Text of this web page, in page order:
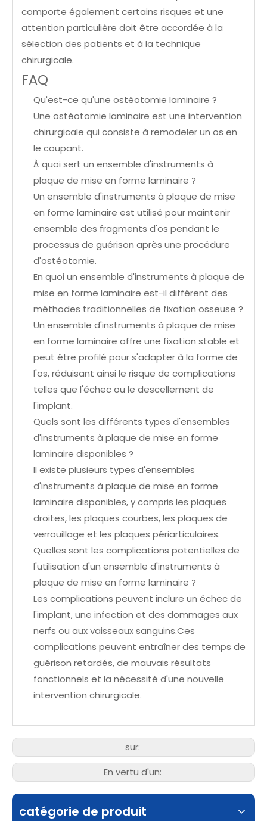
comporte également certains risques et une
attention particulière doit être accordée à la
sélection des patients et à la technique
chirurgicale.
FAQ
Qu'est-ce qu'une ostéotomie laminaire ?
Une ostéotomie laminaire est une intervention
chirurgicale qui consiste à remodeler un os en
le coupant.
À quoi sert un ensemble d'instruments à
plaque de mise en forme laminaire ?
Un ensemble d'instruments à plaque de mise
en forme laminaire est utilisé pour maintenir
ensemble des fragments d'os pendant le
processus de guérison après une procédure
d'ostéotomie.
En quoi un ensemble d'instruments à plaque de
mise en forme laminaire est-il différent des
méthodes traditionnelles de fixation osseuse ?
Un ensemble d'instruments à plaque de mise
en forme laminaire offre une fixation stable et
peut être profilé pour s'adapter à la forme de
l'os, réduisant ainsi le risque de complications
telles que l'échec ou le descellement de
l'implant.
Quels sont les différents types d'ensembles
d'instruments à plaque de mise en forme
laminaire disponibles ?
Il existe plusieurs types d'ensembles
d'instruments à plaque de mise en forme
laminaire disponibles, y compris les plaques
droites, les plaques courbes, les plaques de
verrouillage et les plaques périarticulaires.
Quelles sont les complications potentielles de
l'utilisation d'un ensemble d'instruments à
plaque de mise en forme laminaire ?
Les complications peuvent inclure un échec de
l'implant, une infection et des dommages aux
nerfs ou aux vaisseaux sanguins.Ces
complications peuvent entraîner des temps de
guérison retardés, de mauvais résultats
fonctionnels et la nécessité d'une nouvelle
intervention chirurgicale.
sur:
En vertu d'un:
catégorie de produit